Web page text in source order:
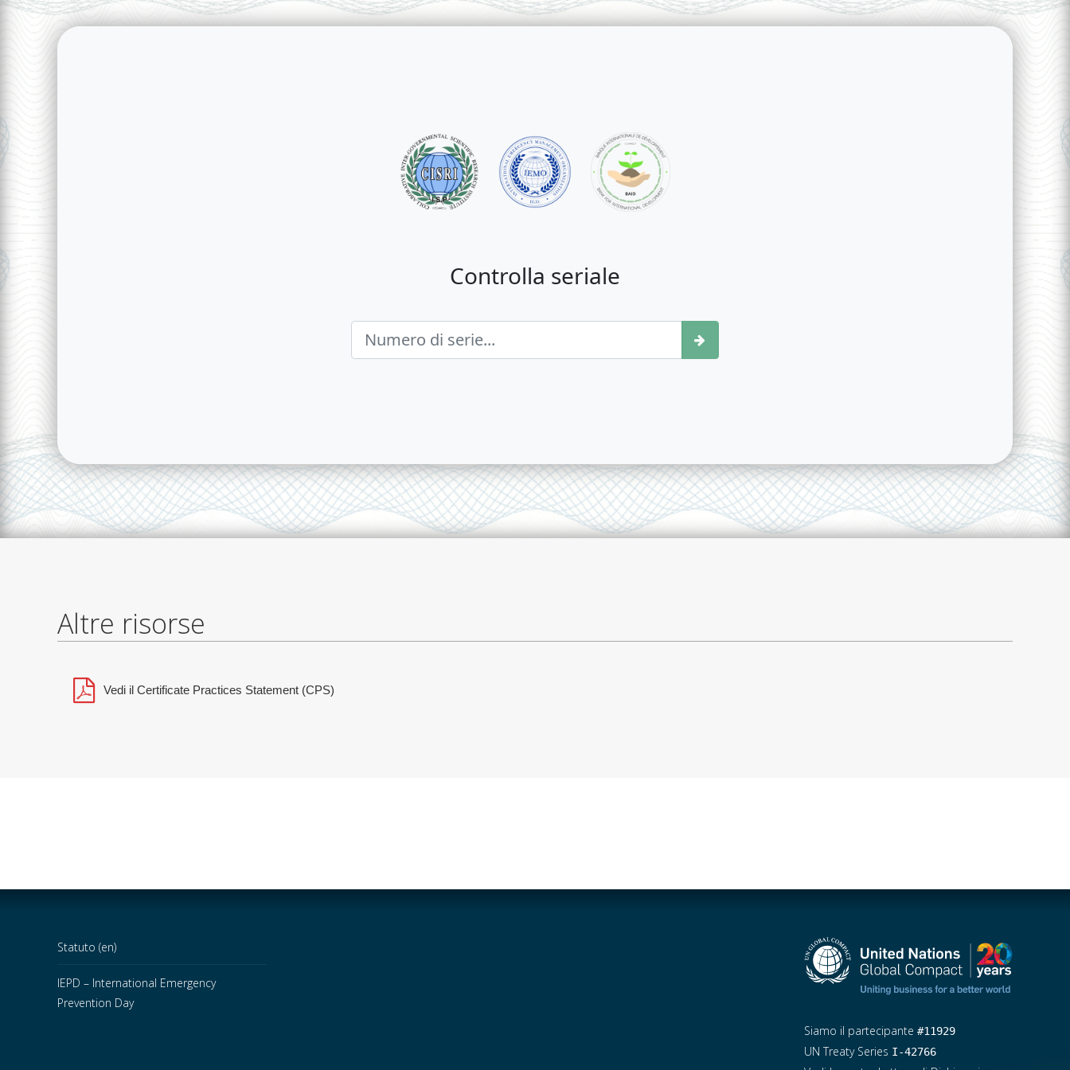
Altre risorse
Vedi il Certificate Practices Statement (CPS)
Statuto (en)
IEPD – International Emergency
Prevention Day
Siamo il partecipante #11929
UN Treaty Series I-42766